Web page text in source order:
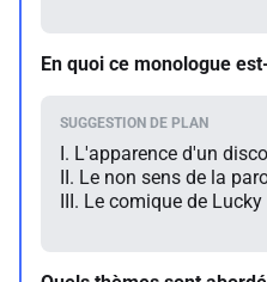
En quoi ce monologue
I. L'apparence d'un
II. Le non sens de la
III. Le comique de Lucky